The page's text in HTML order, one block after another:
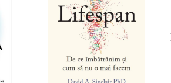
sale cariere,Oprah Winfreya creat
cu oamenii din întreaga lume. Ca
emisiunii extrem de apreciate și
Winfrey Show, ea a delectat, a
milioane de telespectatori timp de 25